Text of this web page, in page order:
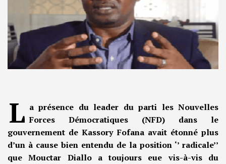
L a présence du leader du parti les Nouvelles
Forces Démocratiques (NFD) dans le
gouvernement de Kassory Fofana avait étonné plus
d’un à cause bien entendu de la position ‘’ radicale’’
que Mouctar Diallo a toujours eue vis-à-vis du